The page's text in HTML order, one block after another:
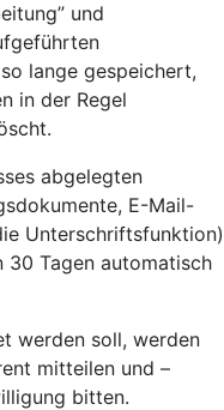
und
lange gespeichert,
in der Regel
abgelegten
E-Mail-
Unterschriftsfunktion)
30 Tagen automatisch
werden soll, werden
mitteilen und –
bitten.